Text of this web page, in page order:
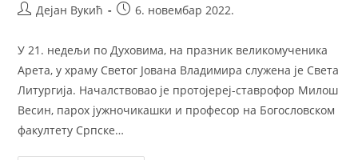
PostДејан Вукић
Post6. новембар 2022.
У 21. недељи по Духовима, на празник великомученика
Арета, у храму Светог Јована Владимира служена је Света
Литургија. Началствовао је протојереј-ставрофор Милош
Весин, парох јужночикашки и професор на Богословском
факултету Српске…